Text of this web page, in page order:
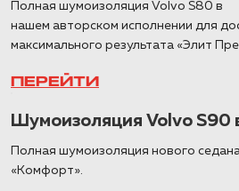
Полная шумоизоляция Volvo S80 в
нашем авторском исполнении для
максимального результата «Элит
ПЕРЕЙТИ
Шумоизоляция Volvo S90
Полная шумоизоляция нового
«Комфорт».